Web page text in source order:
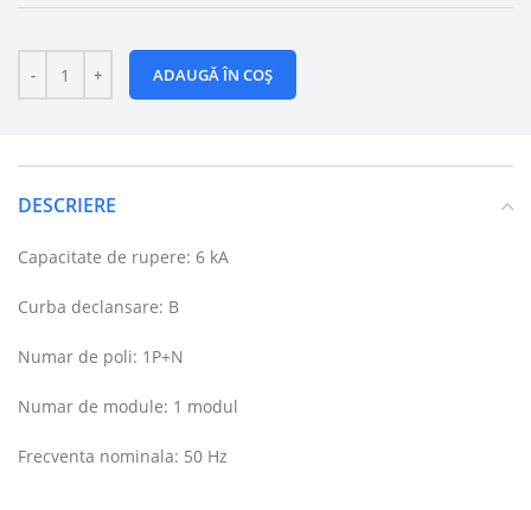
ADAUGĂ ÎN COȘ
DESCRIERE
Capacitate de rupere: 6 kA
Curba declansare: B
Numar de poli: 1P+N
Numar de module: 1 modul
Frecventa nominala: 50 Hz